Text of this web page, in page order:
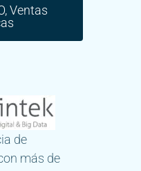
Ventas
de
más de